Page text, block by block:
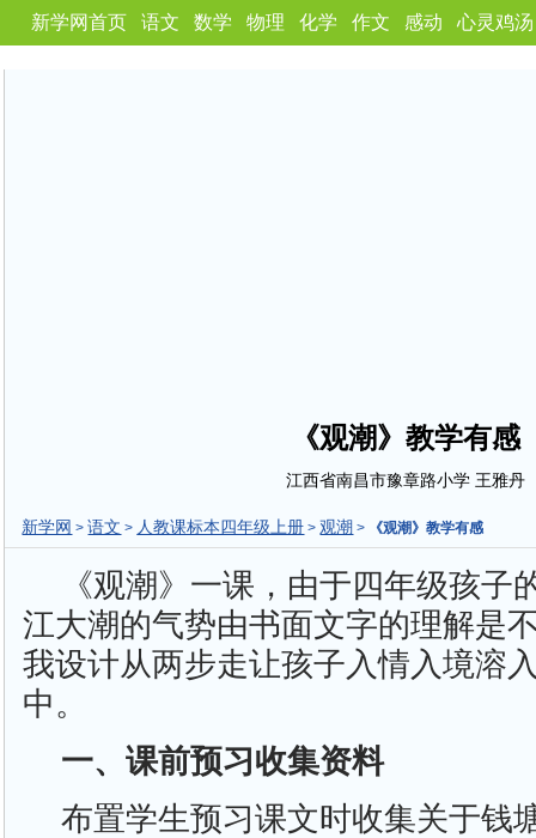
新学网首页 语文 数学 物理 化学 作文 感动 心灵鸡汤
《观潮》教学有感
江西省南昌市豫章路小学 王雅丹
新学网 >语文 > 人教课标本四年级上册 > 观潮 > 《观潮》教学有感
《观潮》一课，由于四年级孩子
江大潮的气势由书面文字的理解是
我设计从两步走让孩子入情入境溶
中。
一、课前预习收集资料
布置学生预习课文时收集关于钱